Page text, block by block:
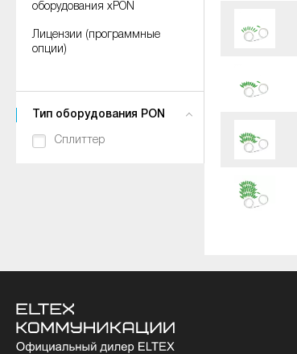
оборудования xPON
Лицензии (программные
опции)
Тип оборудования PON
Сплиттер